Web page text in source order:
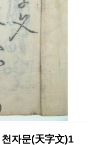
자문(天字文)1